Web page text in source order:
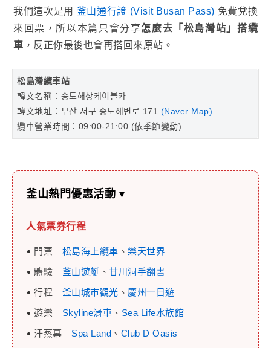
我們這次是用 釜山通行證 (Visit Busan Pass) 免費兌換
來回票，所以本篇只會分享怎麼去「松島灣站」搭纜
車 ，反正你最後也會再搭回來原站。
松島灣纜車站
韓文名稱：송도해상케이블카
韓文地址：부산 서구 송도해변로 171 (Naver Map)
纜車營業時間：09:00-21:00 (依季節變動)
釜山熱門優惠活動 ▾
人氣票券行程
門票｜ 松島海上纜車 、 樂天世界
體驗｜ 釜山遊艇 、 甘川洞手翻書
行程｜ 釜山城市觀光 、 慶州一日遊
遊樂｜ Skyline滑車 、 Sea Life水族館
汗蒸幕｜ Spa Land 、 Club D Oasis